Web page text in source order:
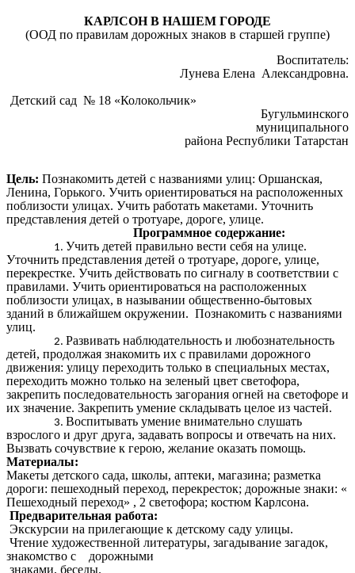
КАРЛСОН В НАШЕМ ГОРОДЕ
(ООД по правилам дорожных знаков в старшей группе)
Воспитатель:
Лунева Елена Александровна.
Детский сад № 18 «Колокольчик»
Бугульминского
муниципального
района Республики Татарстан
Цель: Познакомить детей с названиями улиц: Оршанская,
Ленина, Горького. Учить ориентироваться на расположенных
поблизости улицах. Учить работать макетами. Уточнить
представления детей о тротуаре, дороге, улице.
Программное содержание:
Учить детей правильно вести себя на улице.
Уточнить представления детей о тротуаре, дороге, улице,
перекрестке. Учить действовать по сигналу в соответствии с
правилами. Учить ориентироваться на расположенных
поблизости улицах, в назывании общественно-бытовых
зданий в ближайшем окружении. Познакомить с названиями
улиц.
Развивать наблюдательность и любознательность
детей, продолжая знакомить их с правилами дорожного
движения: улицу переходить только в специальных местах,
переходить можно только на зеленый цвет светофора,
закрепить последовательность загорания огней на светофоре и
их значение. Закрепить умение складывать целое из частей.
Воспитывать умение внимательно слушать
взрослого и друг друга, задавать вопросы и отвечать на них.
Вызвать сочувствие к герою, желание оказать помощь.
Материалы:
Макеты детского сада, школы, аптеки, магазина; разметка
дороги: пешеходный переход, перекресток; дорожные знаки: «
Пешеходный переход» , 2 светофора; костюм Карлсона.
Предварительная работа:
Экскурсии на прилегающие к детскому саду улицы.
Чтение художественной литературы, загадывание загадок,
знакомство с дорожными
знаками, беседы.